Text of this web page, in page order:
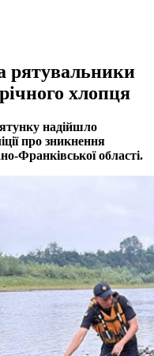
рятувальники
хлопця
надійшло
про зникнення
Франківської області.